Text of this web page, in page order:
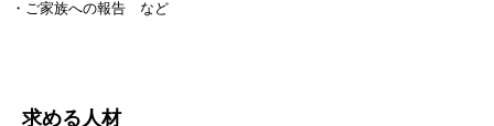
・ご家族への報告 など
求める人材